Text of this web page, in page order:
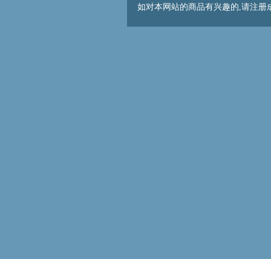
如对本网站的商品有兴趣的,请注册